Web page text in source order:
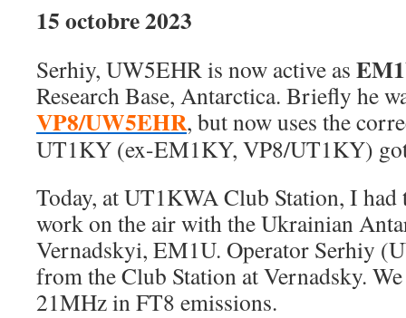
15 octobre 2023
Serhiy, UW5EHR is now active as
Research Base, Antarctica. Briefly he
VP8/UW5EHR, but now uses the
UT1KY (ex-EM1KY, VP8/UT1KY)
Today, at UT1KWA Club Station, I
work on the air with the Ukrainian
Vernadskyi, EM1U. Operator Serhiy
from the Club Station at Vernadsky.
21MHz in FT8 emissions.